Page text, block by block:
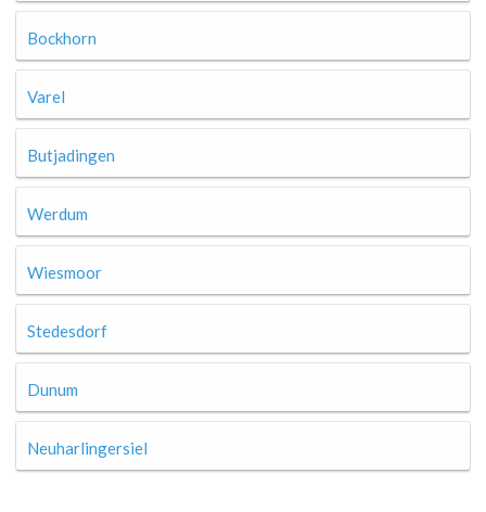
Bockhorn
Varel
Butjadingen
Werdum
Wiesmoor
Stedesdorf
Dunum
Neuharlingersiel